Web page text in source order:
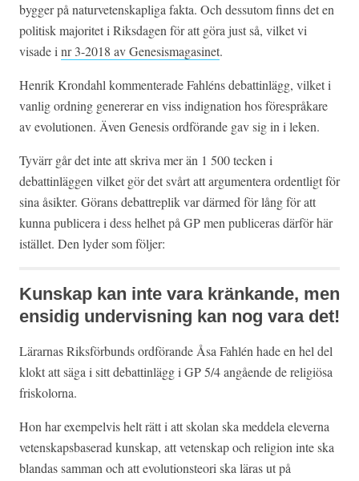
bygger på naturvetenskapliga fakta. Och dessutom finns det en
politisk majoritet i Riksdagen för att göra just så, vilket vi
visade inr 3-2018 av Genesismagasinet.
Henrik Krondahl kommenterade Fahléns debattinlägg, vilket i
vanlig ordning genererar en viss indignation hos förespråkare
av evolutionen. Även Genesis ordförande gav sig in i leken.
Tyvärr går det inte att skriva mer än 1 500 tecken i
debattinläggen vilket gör det svårt att argumentera ordentligt för
sina åsikter. Görans debattreplik var därmed för lång för att
kunna publicera i dess helhet på GP men publiceras därför här
istället. Den lyder som följer:
Kunskap kan inte vara kränkande, men
ensidig undervisning kan nog vara det!
Lärarnas Riksförbunds ordförande Åsa Fahlén hade en hel del
klokt att säga i sitt debattinlägg i GP 5/4 angående de religiösa
friskolorna.
Hon har exempelvis helt rätt i att skolan ska meddela eleverna
vetenskapsbaserad kunskap, att vetenskap och religion inte ska
blandas samman och att evolutionsteori ska läras ut på